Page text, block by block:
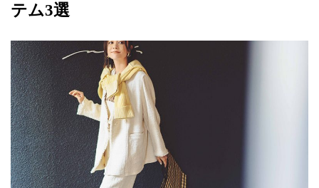
テム3選